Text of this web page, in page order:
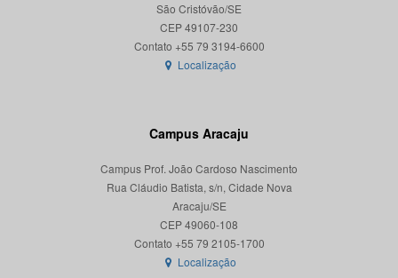
São Cristóvão/SE
CEP 49107-230
Localização
Campus Aracaju
Campus Prof. João Cardoso Nascimento
Rua Cláudio Batista, s/n, Cidade Nova
Aracaju/SE
CEP 49060-108
Localização